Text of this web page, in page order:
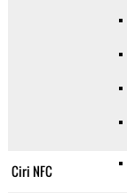
Ciri NFC